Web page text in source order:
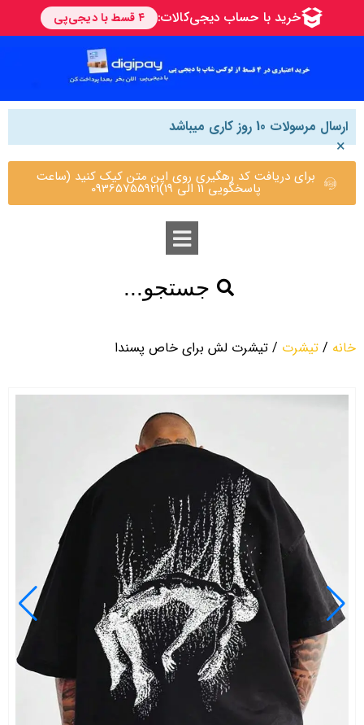
ارسال مرسولات 10 روز کاری میباشد
×
برای دریافت کد رهگیری روی این متن کیک کنید (ساعت
پاسخگویی 11 الی 19)09365755921
جستجو...
خانه / تیشرت / تیشرت لش برای خاص پسندا